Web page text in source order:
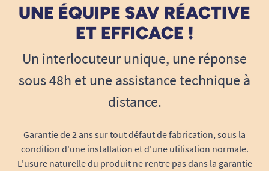
pour adolescents, adultes minces ou
personnes âgées de petit gabarit.
UTILISATION QUOTIDIENNE EN TOUTE
SÉRÉNITÉ
Léger, compact, facile à glisser dans un sac ou
une poche de veste pour les déplacements, le
change complet SENI SUPER Jour S se fait
liberté de sortir, de bouger, de recevoir des
proches… sans crainte d’accident.
UNE ÉQUIPE SAV RÉACTIVE
ET EFFICACE !
Un interlocuteur unique, une réponse
sous 48h et une assistance technique à
distance.
Garantie de 2 ans sur tout défaut de fabrication, sous la
condition d'une installation et d'une utilisation normale.
L'usure naturelle du produit ne rentre pas dans la garantie